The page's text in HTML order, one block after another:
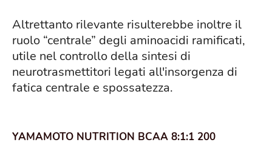
Altrettanto rilevante risulterebbe inoltre il
ruolo “centrale” degli aminoacidi ramificati,
utile nel controllo della sintesi di
neurotrasmettitori legati all'insorgenza di
fatica centrale e spossatezza.
YAMAMOTO NUTRITION BCAA 8:1:1 200